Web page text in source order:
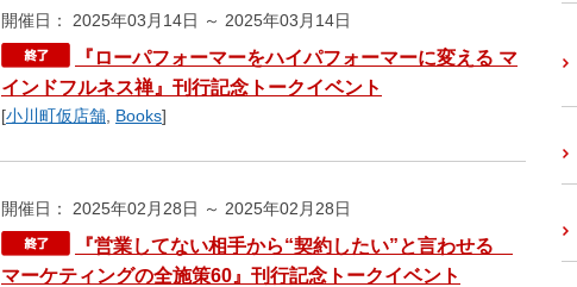
開催日： 2025年03月14日 ～ 2025年03月14日
『ローパフォーマーをハイパフォーマーに変える マ
インドフルネス禅』刊行記念トークイベント
[小川町仮店舗 Books]
開催日： 2025年02月28日 ～ 2025年02月28日
『営業してない相手から“契約したい”と言わせる
マーケティングの全施策60』刊行記念トークイベント